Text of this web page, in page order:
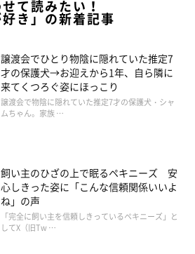
て読みたい！
好き」の新着記事
譲渡会でひとり物陰に隠れていた推定7
才の保護犬→お迎えから1年、自ら隣に
来てくつろぐ姿にほっこり
譲渡会で物陰に隠れていた推定7才の保護犬・シャ
ムちゃん。家族 …
飼い主のひざの上で眠るペキニーズ 安
心しきった姿に「こんな信頼関係いいよ
ね」の声
「完全に飼い主を信頼しきっているペキニーズ」と
してX（旧Tw …